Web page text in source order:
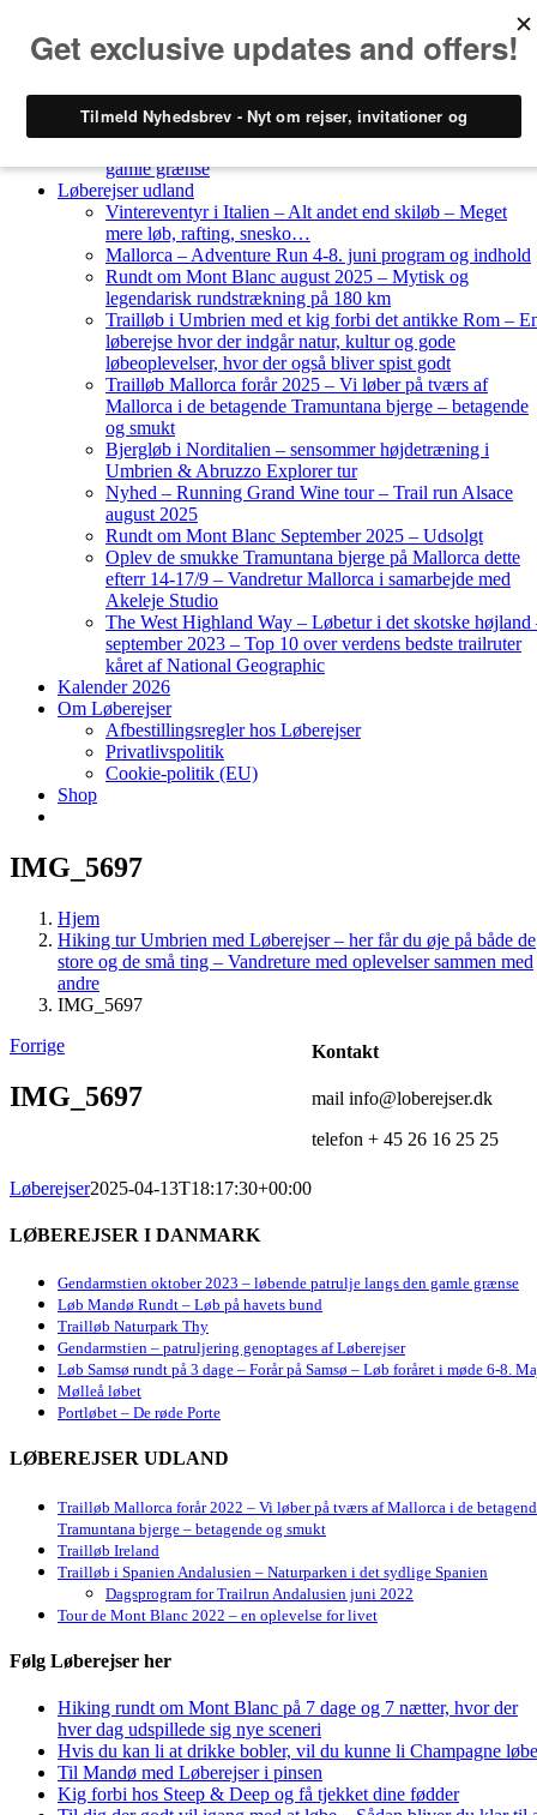
Løberejser Danmark
gamle grænse
Løberejser udland
Vintereventyr i Italien – Alt andet end skiløb – Meget
mere løb, rafting, snesko…
Mallorca – Adventure Run 4-8. juni program og indhold
Rundt om Mont Blanc august 2025 – Mytisk og
legendarisk rundstrækning på 180 km
Trailløb i Umbrien med et kig forbi det antikke Rom –
løberejse hvor der indgår natur, kultur og gode
løbeoplevelser, hvor der også bliver spist godt
Trailløb Mallorca forår 2025 – Vi løber på tværs af
Mallorca i de betagende Tramuntana bjerge – betagende
og smukt
Bjergløb i Norditalien – sensommer højdetræning i
Umbrien & Abruzzo Explorer tur
Nyhed – Running Grand Wine tour – Trail run Alsace
august 2025
Rundt om Mont Blanc September 2025 – Udsolgt
Oplev de smukke Tramuntana bjerge på Mallorca dette
efterr 14-17/9 – Vandretur Mallorca i samarbejde med
Akeleje Studio
The West Highland Way – Løbetur i det skotske højland
september 2023 – Top 10 over verdens bedste trailruter
kåret af National Geographic
Kalender 2026
Om Løberejser
Afbestillingsregler hos Løberejser
Privatlivspolitik
Cookie-politik (EU)
Shop
IMG_5697
Hjem
Hiking tur Umbrien med Løberejser – her får du øje på både de
store og de små ting – Vandreture med oplevelser sammen med
andre
IMG_5697
Forrige
IMG_5697
Løberejser2025-04-13T18:17:30+00:00
LØBEREJSER I DANMARK
Gendarmstien oktober 2023 – løbende patrulje langs den gamle grænse
Løb Mandø Rundt – Løb på havets bund
Trailløb Naturpark Thy
Gendarmstien – patruljering genoptages af Løberejser
Løb Samsø rundt på 3 dage – Forår på Samsø – Løb foråret i møde 6-8.
Mølleå løbet
Portløbet – De røde Porte
LØBEREJSER UDLAND
Trailløb Mallorca forår 2022 – Vi løber på tværs af Mallorca i de
Tramuntana bjerge – betagende og smukt
Trailløb Ireland
Trailløb i Spanien Andalusien – Naturparken i det sydlige Spanien
Dagsprogram for Trailrun Andalusien juni 2022
Tour de Mont Blanc 2022 – en oplevelse for livet
Følg Løberejser her
Hiking rundt om Mont Blanc på 7 dage og 7 nætter, hvor der
hver dag udspillede sig nye sceneri
Hvis du kan li at drikke bobler, vil du kunne li Champagne
Til Mandø med Løberejser i pinsen
Kig forbi hos Steep & Deep og få tjekket dine fødder
Kontakt
mail info@loberejser.dk
telefon + 45 26 16 25 25